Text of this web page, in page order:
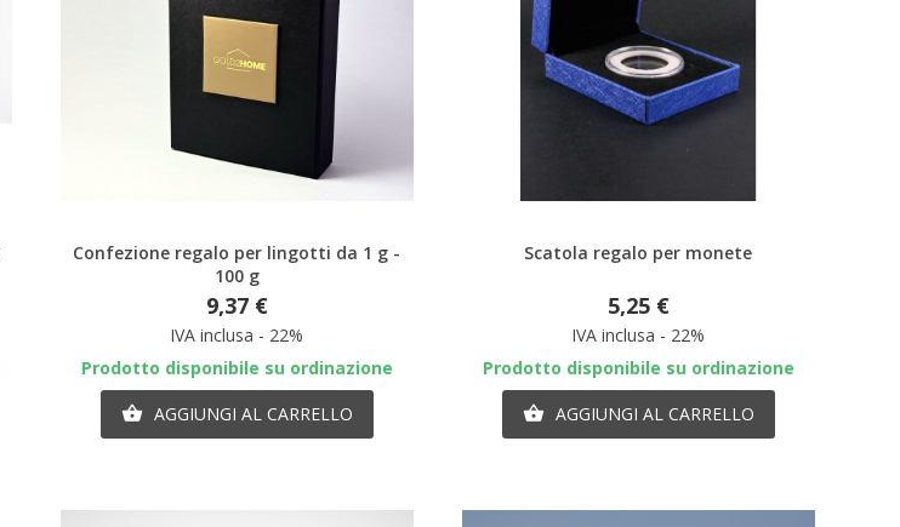
Confezione regalo per lingotti da 1 g -
100 g
9,37 €
IVA inclusa - 22%
Prodotto disponibile su ordinazione
 AGGIUNGI AL CARRELLO
Scatola regalo per monete
5,25 €
IVA inclusa - 22%
Prodotto disponibile su ordinazione
 AGGIUNGI AL CARRELLO